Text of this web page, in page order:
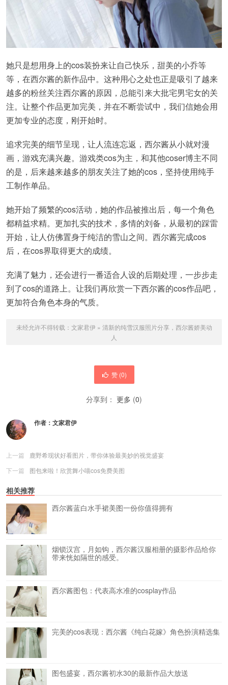
她只是想用身上的cos装扮来让自己快乐，甜美的小乔等
等，在西尔酱的新作品中。这种用心之处也正是吸引了越来
越多的粉丝关注西尔酱的原因，总能引来大批宅男宅女的关
注。让整个作品更加完美，并在不断尝试中，我们信她会用
更加专业的态度，刚开始时。
追求完美的细节呈现，让人流连忘返，西尔酱从小就对漫
画，游戏充满兴趣。游戏类cos为主，和其他coser博主不同
的是，后来越来越多的朋友关注了她的cos，坚持使用纯手
工制作单品。
她开始了频繁的cos活动，她的作品被推出后，每一个角色
都精益求精。更加扎实的技术，多情的刘备，从最初的踩雷
开始，让人仿佛置身于纯洁的雪山之间。西尔酱完成cos
后，在cos界取得更大的成绩。
充满了魅力，还会进行一番适合人设的后期处理，一步步走
到了cos的道路上。让我们再欣赏一下西尔酱的cos作品吧，
更加符合角色本身的气质。
未经允许不得转载： 文家君伊» 清新的纯雪汉服照片分享，西尔酱娇美动
人
赞 (0)
分享到： 更多 (0)
作者： 文家君伊
上一篇
鹿野希现状好看图片，带你体验最美妙的视觉盛宴
下一篇
图包来啦！欣赏舞小喵cos免费美图
相关推荐
西尔酱蓝白水手裙美图一份你值得拥有
烟锁汉宫，月如钩，西尔酱汉服相册的摄影作品给你
带来恍如隔世的感受。
西尔酱图包：代表高水准的cosplay作品
完美的cos表现：西尔酱《纯白花嫁》角色扮演精选集
图包盛宴，西尔酱初水30的最新作品大放送